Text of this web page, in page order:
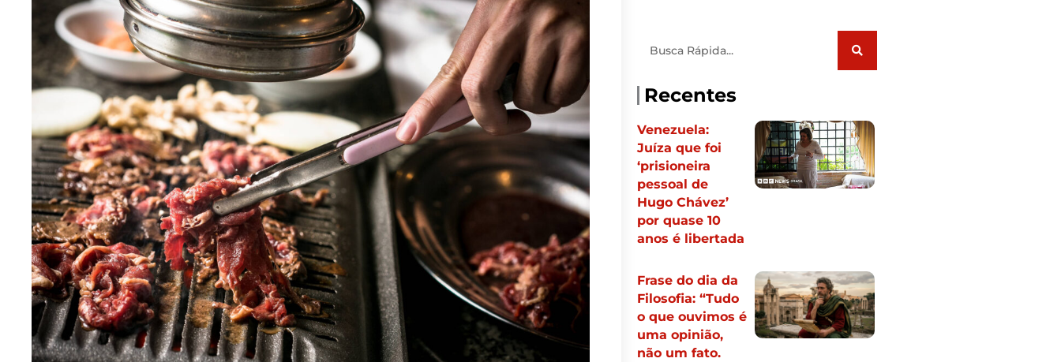
Recentes
Venezuela:
Juíza que foi
‘prisioneira
pessoal de
Hugo Chávez’
por quase 10
anos é libertada
Frase do dia da
Filosofia: “Tudo
o que ouvimos é
uma opinião,
não um fato.